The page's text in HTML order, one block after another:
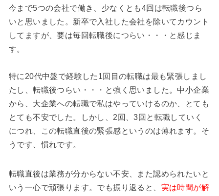
今まで5つの会社で働き、少なくとも4回は転職後つら
いと思いました。新卒で入社した会社を除いてカウント
してますが、要は毎回転職後につらい・・・と感じま
す。
特に20代中盤で経験した1回目の転職は最も緊張しまし
たし、転職後つらい・・・と強く思いました。中小企業
から、大企業への転職で私はやっていけるのか、とても
とても不安でした。しかし、2回、3回と転職していく
につれ、この転職直後の緊張感というのは薄れます。そ
うです、慣れです。
転職直後は業務が分からない不安、また認められたいと
いう一心で頑張ります。でも振り返ると、 実は時間が解